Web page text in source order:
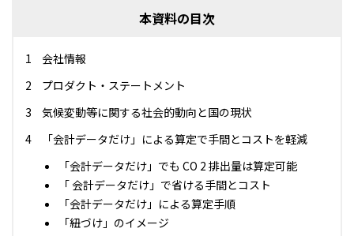
本資料の目次
会社情報
プロダクト・ステートメント
気候変動等に関する社会的動向と国の現状
「会計データだけ」による算定で手間とコストを軽減
「会計データだけ」でも CO 2 排出量は算定可能
「 会計データだけ」で省ける手間とコスト
「会計データだけ」による算定手順
「紐づけ」のイメージ